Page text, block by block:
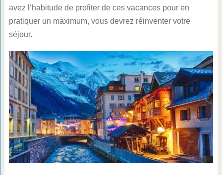
avez l’habitude de profiter de ces vacances pour en
pratiquer un maximum, vous devrez réinventer votre
séjour.